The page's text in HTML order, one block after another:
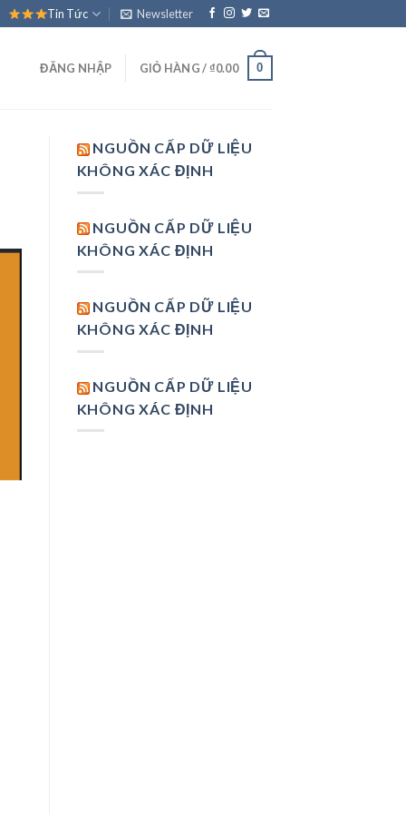
Tin Tức Newsletter
ĐĂNG NHẬP GIỎ HÀNG / ₫0.00 0
NGUỒN CẤP DỮ LIỆU
KHÔNG XÁC ĐỊNH
NGUỒN CẤP DỮ LIỆU
KHÔNG XÁC ĐỊNH
NGUỒN CẤP DỮ LIỆU
KHÔNG XÁC ĐỊNH
NGUỒN CẤP DỮ LIỆU
KHÔNG XÁC ĐỊNH